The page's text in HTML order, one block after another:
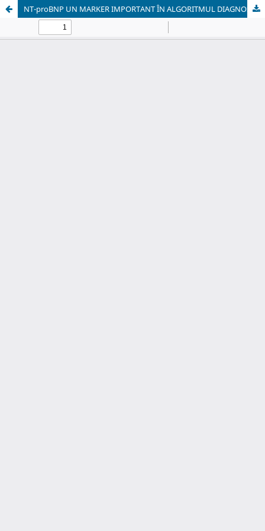
NT-proBNP UN MARKER IMPORTANT ÎN ALGORITMUL DIAGNOSTIC LA PACIENȚII CU FIBRILAȚIE ATRIALĂ NON-VALVULARA ȘI INSUFICIENȚĂ CARDIACĂ